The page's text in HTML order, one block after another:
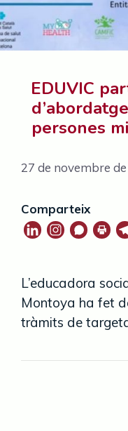
EDUVIC
persones
27 de novembre
Comparteix
L’educadora
Montoya ha fet
tràmits de